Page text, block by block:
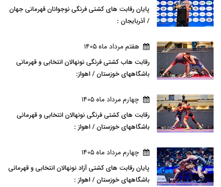
پایان رقابت های کشتی فرنگی نوجوانان قهرمانی جهان
/ آذربایجان :
هفتم مرداد ماه 1405
رقابت هاب کشتی فرنگی نونهالان انتخابی و قهرمانی
باشگاههای خوزستان / اهواز:
چهارم مرداد ماه 1405
رقابت های کشتی فرنگی نونهالان انتخابی و قهرمانی
باشگاههای خوزستان / اهواز :
چهارم مرداد ماه 1405
پایان رقابت های کشتی آزاد نونهالان انتخابی و قهرمانی
باشگاههای خوزستان / اهواز :